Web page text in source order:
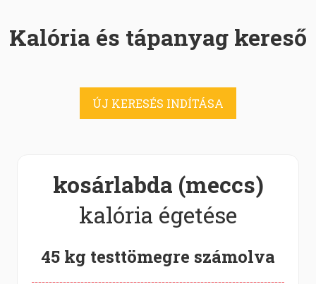
Kalória és tápanyag kereső
ÚJ KERESÉS INDÍTÁSA
kosárlabda (meccs)
kalória égetése
45 kg testtömegre számolva